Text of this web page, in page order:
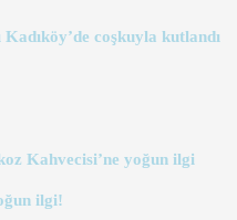
coşkuyla kutlandı
Kahvecisi’ne yoğun ilgi
ilgi!